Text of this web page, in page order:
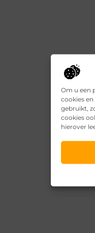
Om u een
cookies
gebruikt,
cookies
hierover